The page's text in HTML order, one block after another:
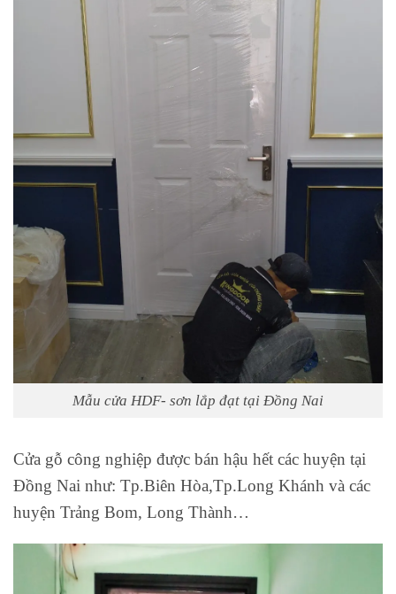
Mẫu cửa HDF- sơn lắp đạt tại Đồng Nai
Cửa gỗ công nghiệp được bán hậu hết các huyện tại
Đồng Nai như: Tp.Biên Hòa,Tp.Long Khánh và các
huyện Trảng Bom, Long Thành…